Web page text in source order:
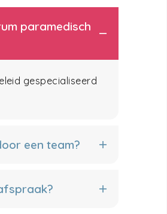
paramedisch
gespecialiseerd
een team?